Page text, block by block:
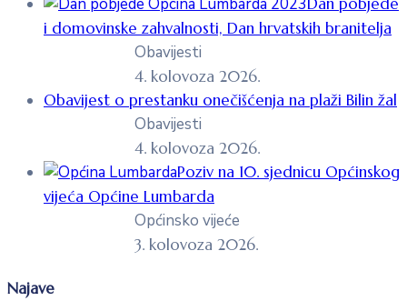
i domovinske zahvalnosti, Dan hrvatskih branitelja
Obavijesti
4. kolovoza 2026.
Obavijest o prestanku onečišćenja na plaži Bilin žal
Obavijesti
4. kolovoza 2026.
Poziv na 10. sjednicu Općinskog
vijeća Općine Lumbarda
Općinsko vijeće
3. kolovoza 2026.
Najave